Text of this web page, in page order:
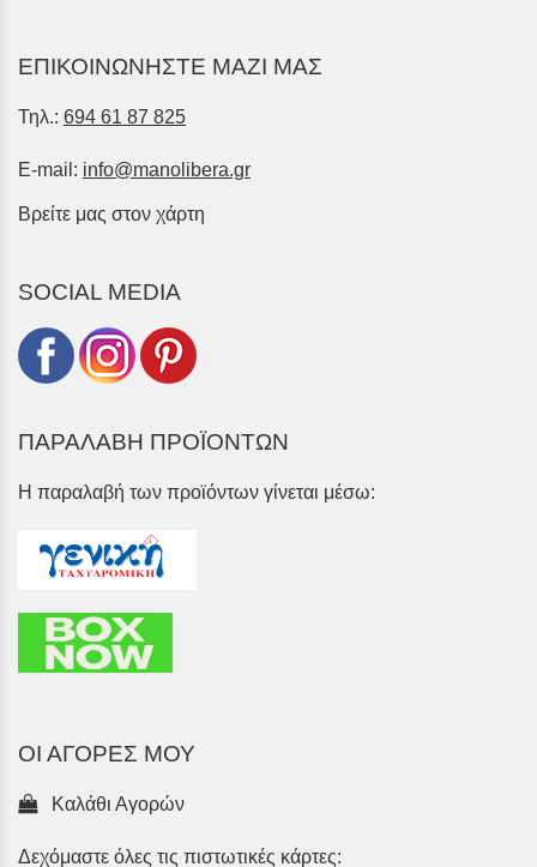
ΕΠΙΚΟΙΝΩΝΗΣΤΕ ΜΑΖΙ ΜΑΣ
Τηλ.: 694 61 87 825
E-mail: info@manolibera.gr
Βρείτε μας στον χάρτη
SOCIAL MEDIA
ΠΑΡΑΛΑΒΗ ΠΡΟΪΟΝΤΩΝ
Η παραλαβή των προϊόντων γίνεται μέσω:
ΟΙ ΑΓΟΡΕΣ ΜΟΥ
Καλάθι Αγορών
Δεχόμαστε όλες τις πιστωτικές κάρτες: